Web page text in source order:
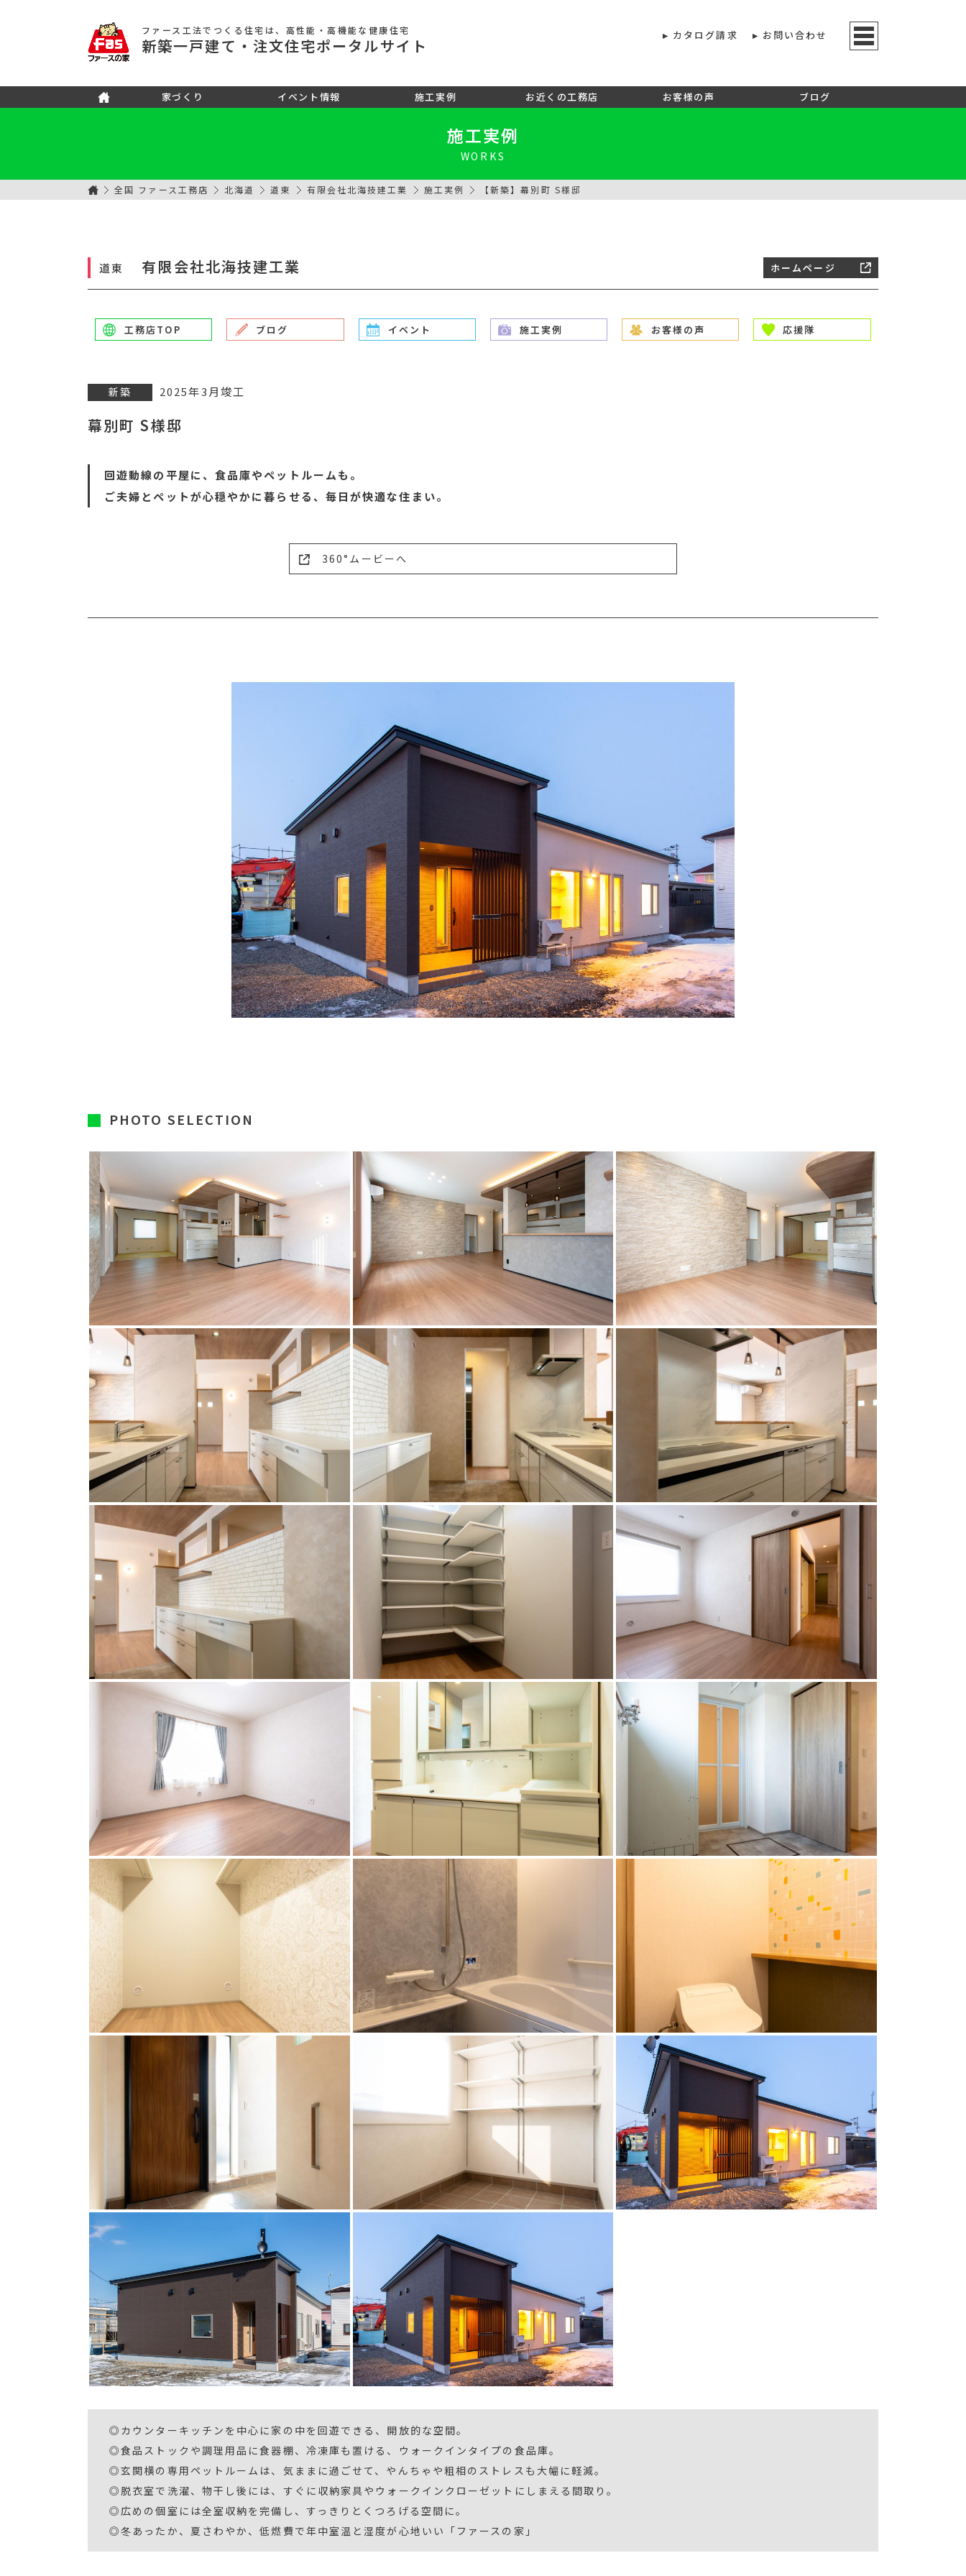
ファース工法でつくる住宅 は、高性能・高機能な健康住宅
新築一戸建て ・注文住宅ポータルサイト
カタログ請求 お問い合わせ
家づくり イベント情報 施工実例 お近くの工務店 お客様の声 ブログ
施工実例
WORKS
全国 ファース工務店 北海道 道東 有限会社北海技建工業 施工実例 【新築】幕別町 S様邸
道東 有限会社北海技建工業 ホームページ
工務店TOP ブログ イベント 施工実例 お客様の声 応援隊
新築 2025年3月竣工
幕別町 S様邸
回遊動線の平屋に、食品庫やペットルームも。
ご夫婦とペットが心穏やかに暮らせる、毎日が快適な住まい。
360°ムービーへ
PHOTO SELECTION
◎カウンターキッチンを中心に家の中を回遊できる、開放的な空間。
◎食品ストックや調理用品に食器棚、冷凍庫も置ける、ウォークインタイプの食品庫。
◎玄関横の専用ペットルームは、気ままに過ごせて、やんちゃや粗相のストレスも大幅に軽減。
◎脱衣室で洗濯、物干し後には、すぐに収納家具やウォークインクローゼットにしまえる間取り。
◎広めの個室には全室収納を完備し、すっきりとくつろげる空間に。
◎冬あったか、夏さわやか、低燃費で年中室温と湿度が心地いい「ファースの家」